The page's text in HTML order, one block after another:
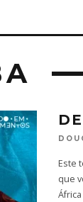
Este
que